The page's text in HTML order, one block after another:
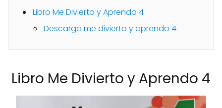
Libro Me Divierto y Aprendo 4
Descarga me divierto y aprendo 4
Libro Me Divierto y Aprendo 4